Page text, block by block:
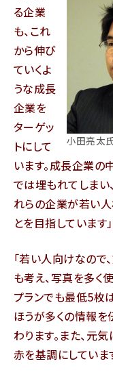
小田亮太
る企業
も、これ
から伸び
ていくよ
うな成長
企業を
ターゲッ
トにして
います。成長企業の
では埋もれてしまい
れらの企業が若い人
とを目指しています」
「若い人向けなので
も考え、写真を多く
プランでも最低5枚
ほうが多くの情報を
わります。また、元
赤を基調にしていま